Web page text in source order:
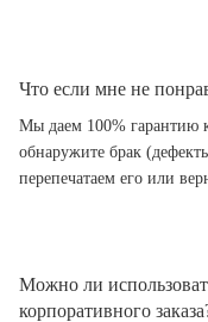
Что если мне не
Мы даем 100% гарантию
обнаружите брак
перепечатаем его или
Можно ли
корпоративного